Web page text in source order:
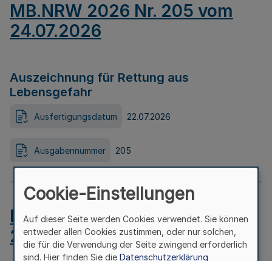
MB.NRW 2026 Nr. 205 vom
24.07.2026
Auszeichnung für Rettung aus
Lebensgefahr
Ausfertigungsdatum 22.07.2026
Ausgabennummer 205
MB.NRW 2026 Nr. 204 vom
24.07.2026
Cookie-Einstellungen
Auf dieser Seite werden Cookies verwendet. Sie können
entweder allen Cookies zustimmen, oder nur solchen,
die für die Verwendung der Seite zwingend erforderlich
sind. Hier finden Sie die Datenschutzerklärung